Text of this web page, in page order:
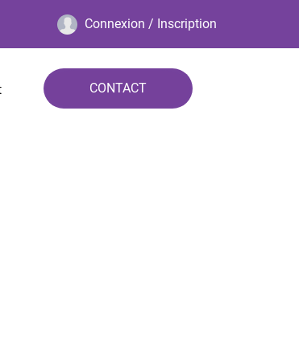
Connexion / Inscription
CONTACT